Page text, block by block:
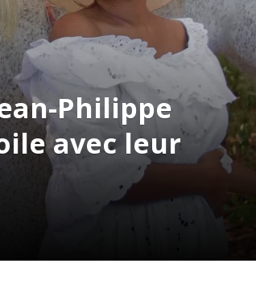
Philippe
avec leur